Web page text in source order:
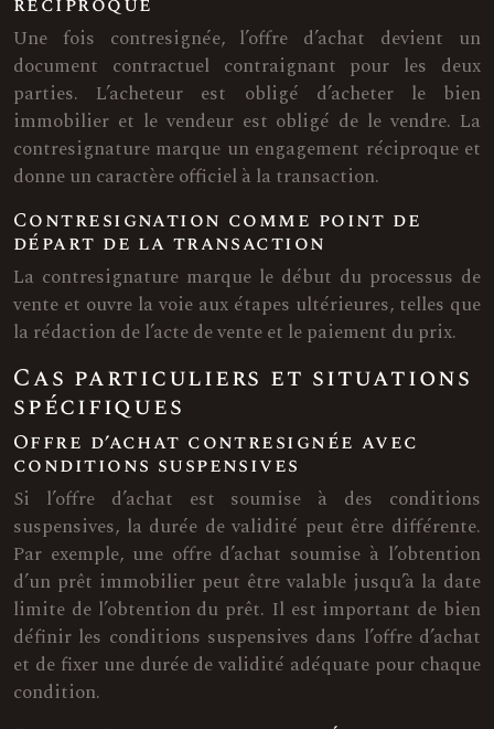
Une fois contresignée, l’offre d’achat devient un
document contractuel contraignant pour les deux
parties. L’acheteur est obligé d’acheter le bien
immobilier et le vendeur est obligé de le vendre. La
contresignature marque un engagement réciproque et
donne un caractère officiel à la transaction.
Contresignation comme point de
départ de la transaction
La contresignature marque le début du processus de
vente et ouvre la voie aux étapes ultérieures, telles que
la rédaction de l’acte de vente et le paiement du prix.
Cas particuliers et situations
spécifiques
Offre d’achat contresignée avec
conditions suspensives
Si l’offre d’achat est soumise à des conditions
suspensives, la durée de validité peut être différente.
Par exemple, une offre d’achat soumise à l’obtention
d’un prêt immobilier peut être valable jusqu’à la date
limite de l’obtention du prêt. Il est important de bien
définir les conditions suspensives dans l’offre d’achat
et de fixer une durée de validité adéquate pour chaque
condition.